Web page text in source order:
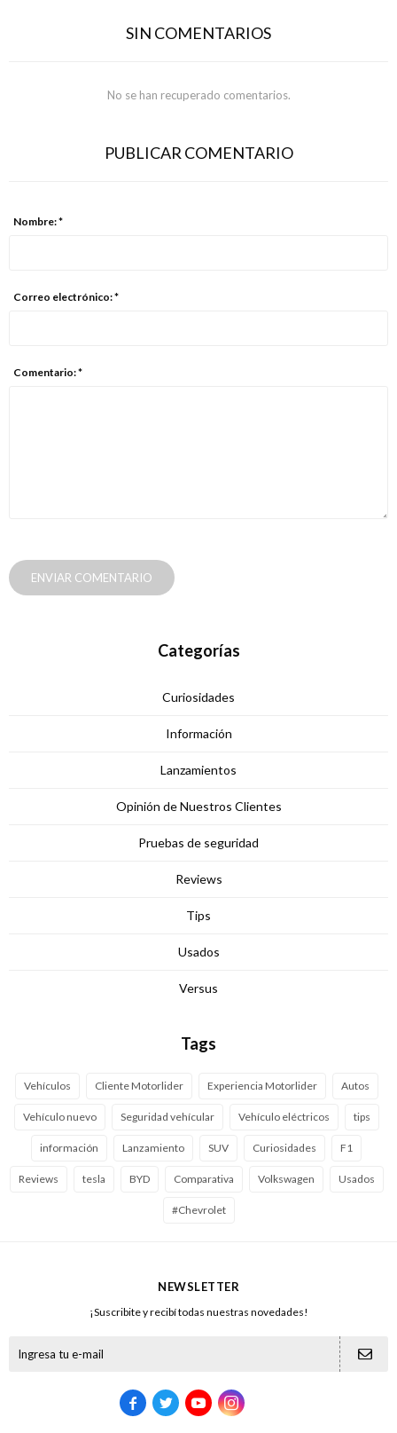
SIN COMENTARIOS
No se han recuperado comentarios.
PUBLICAR COMENTARIO
Nombre: *
Correo electrónico: *
Comentario: *
ENVIAR COMENTARIO
Categorías
Curiosidades
Información
Lanzamientos
Opinión de Nuestros Clientes
Pruebas de seguridad
Reviews
Tips
Usados
Versus
Tags
Vehículos Cliente Motorlider Experiencia Motorlider Autos
Vehículo nuevo Seguridad vehícular Vehículo eléctricos tips
información Lanzamiento SUV Curiosidades F1
Reviews tesla BYD Comparativa Volkswagen Usados
#Chevrolet
NEWSLETTER
¡Suscribite y recibí todas nuestras novedades!
   